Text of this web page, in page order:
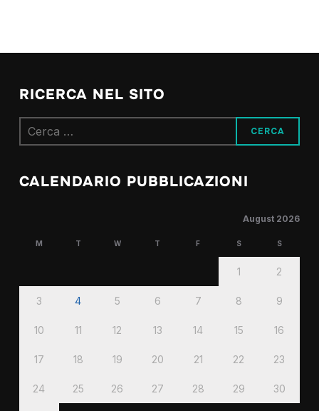
RICERCA NEL SITO
Ricerca
per:
CALENDARIO PUBBLICAZIONI
August 2026
M T W T F S S
1 2
3 4 5 6 7 8 9
10 11 12 13 14 15 16
17 18 19 20 21 22 23
24 25 26 27 28 29 30